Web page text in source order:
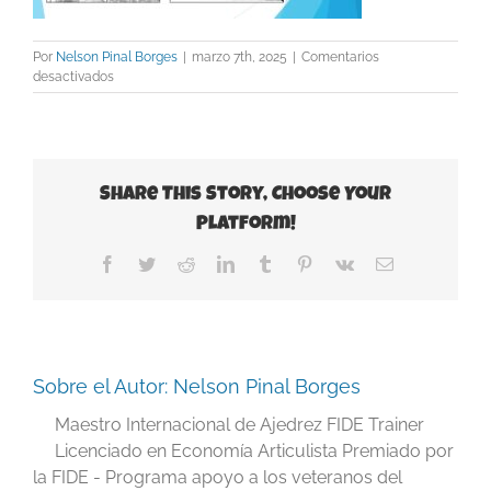
Por Nelson Pinal Borges | marzo 7th, 2025 | Comentarios
desactivadosen
Slide12
Share This Story, Choose Your
Platform!
Facebook
TwitterRedditLinkedInTumblr Pinterest
Vk
Correo
Sobre el Autor: Nelson Pinal Borges
Maestro Internacional de Ajedrez FIDE Trainer
Licenciado en Economía Articulista Premiado por
la FIDE - Programa apoyo a los veteranos del